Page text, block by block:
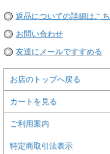
返品についての詳細はこ
お問い合わせ
友達にメールですすめる
お店のトップへ戻る
カートを見る
ご利用案内
特定商取引法表示